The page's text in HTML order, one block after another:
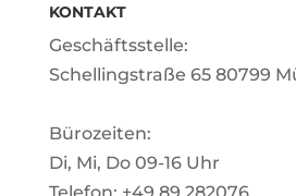
KONTAKT
Geschäftsstelle:
Schellingstraße 65 80799
Bürozeiten:
Di, Mi, Do 09-16 Uhr